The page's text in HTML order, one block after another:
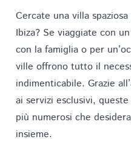
Cercate una villa
Ibiza? Se viaggiate con
con la famiglia o per
ville offrono tutto il
indimenticabile. Grazie
ai servizi esclusivi,
più numerosi che
insieme.